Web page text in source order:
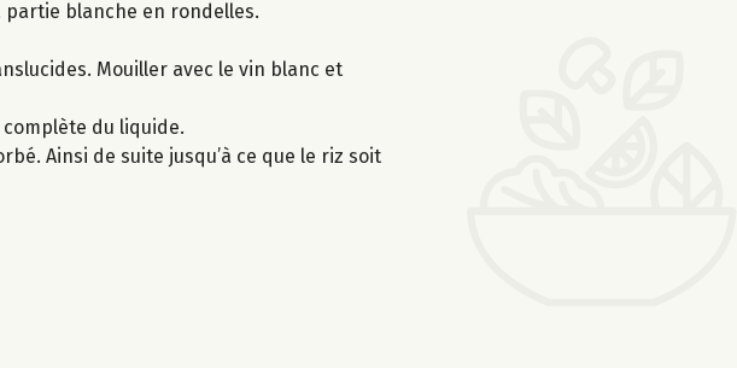
partie blanche en rondelles.
Mouiller avec le vin blanc et
du liquide.
Ainsi de suite jusqu’à ce que le riz soit